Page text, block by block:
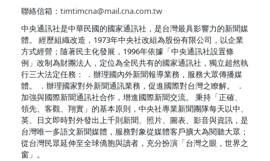
聯絡信箱： timtimcna@mail.cna.com.tw
中央通訊社是中華民國的國家通訊社，是台灣最具影響力的新聞媒
體。 經歷組織改造，1973年中央社改組為股份有限公司，以企業
方式經營；隨著民主化發展，1996年依據「中央通訊社設置條
例」改制為財團法人，定位為全民共有的國家通訊社，獨立超然執
行三大法定任務： ．辦理國內外新聞報導業務，服務大眾傳播媒
體。 ．辦理國家對外新聞通訊業務，促進國際對台灣之瞭解。 ．
加強與國際新聞通訊社合作，增進國際新聞交流。 秉持「正確、
領先、客觀、翔實」的基本原則，中央社專業新聞團隊每天以中、
英、日文即時對外發出上千則新聞、照片、圖表、影音與資訊，是
台灣唯一多語文新聞媒體，服務對象從媒體客戶擴大為閱聽大眾；
從台灣民眾延伸至全球僑胞與讀者，充分扮演「台灣之眼，世界之
窗」。